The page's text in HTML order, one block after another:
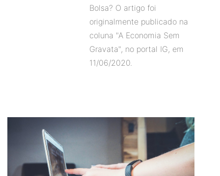
Bolsa? O artigo foi
originalmente publicado na
coluna "A Economia Sem
Gravata", no portal IG, em
11/06/2020.